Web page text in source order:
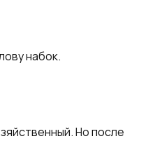
набок.
Но после